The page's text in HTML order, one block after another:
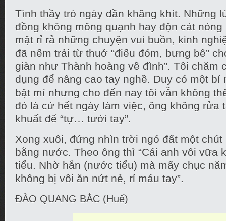
Tình thầy trò ngày dần khăng khít. Những
đồng không mông quạnh hay độn cát
mật rỉ rả những chuyện vui buồn, kinh
đã nếm trải từ thuở “điếu đóm, bưng bê”
giàn như Thành hoàng về đình”. Tôi chăm
dụng để nâng cao tay nghề. Duy có một
bật mí nhưng cho đến nay tôi vẫn không
đó là cứ hết ngày làm việc, ông không rửa
khuất để “tự… tưới tay”.
Xong xuôi, đứng nhìn trời ngó đất một
bằng nước. Theo ông thì “Cái anh vôi vữa
tiểu. Nhờ hắn (nước tiểu) mà mấy chục
không bị vôi ăn nứt nẻ, rỉ máu tay”.
ĐÀO QUANG BẮC (Huế)